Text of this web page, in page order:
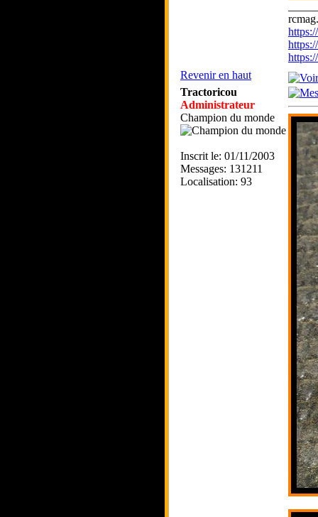
Revenir en haut
Tractoricou
Administrateur
Champion du monde
Inscrit le: 01/11/2003
Messages: 131211
Localisation: 93